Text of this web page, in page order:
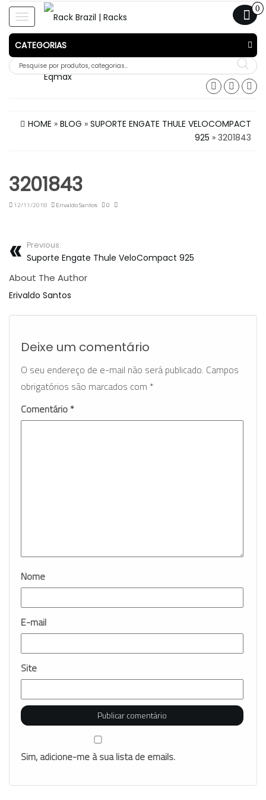
Toggle
navigation
0
CATEGORIAS
HOME » BLOG » SUPORTE ENGATE THULE VELOCOMPACT
925 » 3201843
3201843
12/11/2018 Erivaldo Santos 0
Previous:
Suporte Engate Thule VeloCompact 925
About The Author
Erivaldo Santos
Deixe um comentário
O seu endereço de e-mail não será publicado. Campos
obrigatórios são marcados com *
Comentário*
Nome
E-mail
Site
Sim, adicione-me à sua lista de emails.